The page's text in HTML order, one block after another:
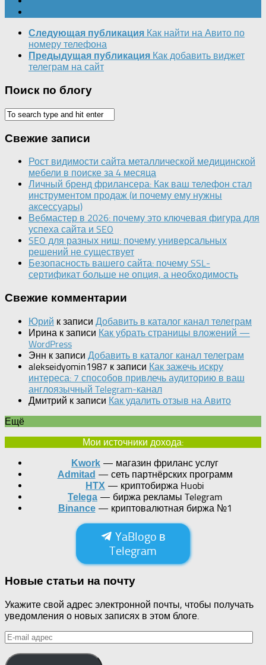
Следующая публикация Как найти на Авито по
номеру телефона
Предыдущая публикация Как добавить виджет
телеграм на сайт
Поиск по блогу
Свежие записи
Рост видимости сайта металлической медицинской
мебели в поиске за 4 месяца
Личный бренд фрилансера: Как ваш телефон стал
инструментом продаж (и почему ему нужны
аксессуары)
Вебмастер в 2026: почему это ключевая фигура для
успеха сайта и SEO
SEO для разных ниш: почему универсальных
решений не существует
Безопасность вашего сайта: почему SSL-
сертификат больше не опция, а необходимость
Свежие комментарии
Юрий к записи Добавить в каталог канал телеграм
Ирина к записи Как убрать страницы вложений —
WordPress
Энн к записи Добавить в каталог канал телеграм
alekseidyomin1987 к записи Как зажечь искру
интереса: 7 способов привлечь аудиторию в ваш
англоязычный Telegram-канал
Дмитрий к записи Как удалить отзыв на Авито
Ещё
Мои источники дохода:
Kwork — магазин фриланс услуг
Admitad — сеть партнёрских программ
HTX — криптобиржа Huobi
Telega — биржа рекламы Telegram
Binance— криптовалютная биржа №1
YaBlogo в
Telegram
Новые статьи на почту
Укажите свой адрес электронной почты, чтобы получать
уведомления о новых записях в этом блоге.
E-
mail
адрес